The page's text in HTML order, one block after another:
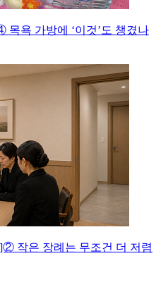
욕 가방에 ‘이것’도 챙겼나
작은 장례는 무조건 더 저렴